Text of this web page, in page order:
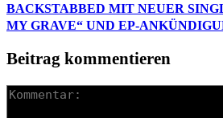
BACKSTABBED MIT NEUER
MY GRAVE“ UND EP-
Beitrag kommentieren